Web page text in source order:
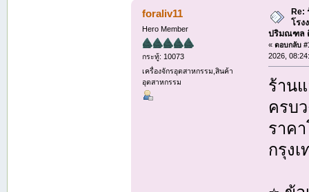
foraliv11
Hero Member
กระทู้: 10073
เครื่องจักรอุตสาหกรรม,สินค้า
อุตสาหกรรม
Re:
โรง
ปริมณฑล
«ตอบกลับ
2026,
ร้าน
ครบ
ราค
กรุง